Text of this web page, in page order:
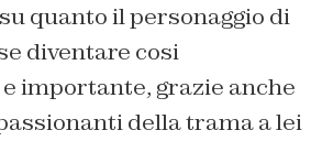
quanto il personaggio di
diventare cosi
importante, grazie anche
della trama a lei